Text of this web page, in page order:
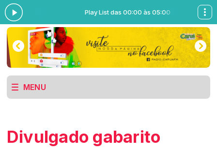
05:00 Play List das 00:00 às 05:00
MENU
Divulgado gabarito